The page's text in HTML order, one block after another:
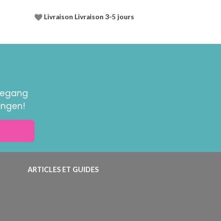
Livraison Livraison 3-5 jours
ARTICLES ET GUIDES